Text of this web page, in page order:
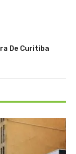
De Curitiba